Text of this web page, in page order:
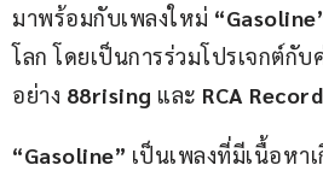
มาพร้อมกับเพลงใหม่
โลก โดยเป็นการร่วมโปรเจกต์กั
อย่าง 88rising และ RCA
“Gasoline” เป็นเพลงที่มีเนื้อหา